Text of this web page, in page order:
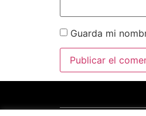
Guarda mi